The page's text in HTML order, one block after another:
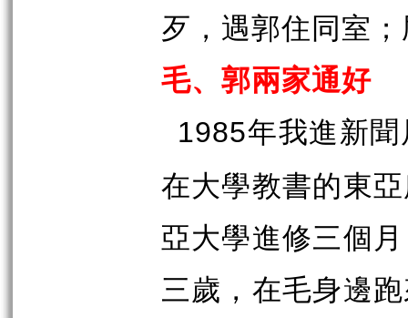
歹，遇郭住同室
毛、郭兩家通好
1985年我進新
在大學教書的東
亞大學進修三個
三歲，在毛身邊